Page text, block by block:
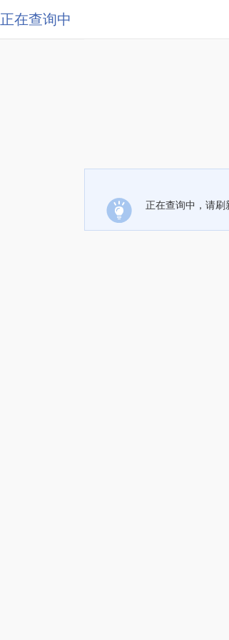
正在查询中
正在查询中，请刷